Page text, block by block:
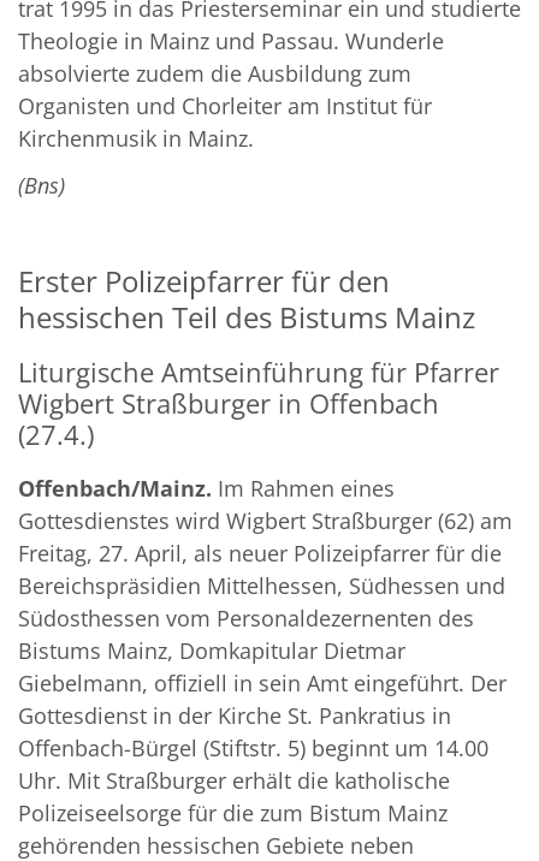
trat 1995 in das Priesterseminar ein und studierte
Theologie in Mainz und Passau. Wunderle
absolvierte zudem die Ausbildung zum
Organisten und Chorleiter am Institut für
Kirchenmusik in Mainz.
(Bns)
Erster Polizeipfarrer für den
hessischen Teil des Bistums Mainz
Liturgische Amtseinführung für Pfarrer
Wigbert Straßburger in Offenbach
(27.4.)
Offenbach/Mainz. Im Rahmen eines
Gottesdienstes wird Wigbert Straßburger (62) am
Freitag, 27. April, als neuer Polizeipfarrer für die
Bereichspräsidien Mittelhessen, Südhessen und
Südosthessen vom Personaldezernenten des
Bistums Mainz, Domkapitular Dietmar
Giebelmann, offiziell in sein Amt eingeführt. Der
Gottesdienst in der Kirche St. Pankratius in
Offenbach-Bürgel (Stiftstr. 5) beginnt um 14.00
Uhr. Mit Straßburger erhält die katholische
Polizeiseelsorge für die zum Bistum Mainz
gehörenden hessischen Gebiete neben